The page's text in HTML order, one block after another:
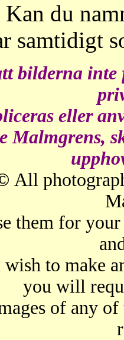
Kan du
samtidigt
bilderna
eller
Malmgrens,
All
them for
to make
you will
of any of